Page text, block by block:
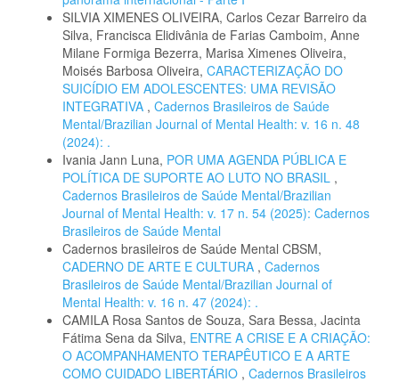
SILVIA XIMENES OLIVEIRA, Carlos Cezar Barreiro da
Silva, Francisca Elidivânia de Farias Camboim, Anne
Milane Formiga Bezerra, Marisa Ximenes Oliveira,
Moisés Barbosa Oliveira, CARACTERIZAÇÃO DO
SUICÍDIO EM ADOLESCENTES: UMA REVISÃO
INTEGRATIVA , Cadernos Brasileiros de Saúde
Mental/Brazilian Journal of Mental Health: v. 16 n. 48
(2024): .
Ivania Jann Luna, POR UMA AGENDA PÚBLICA E
POLÍTICA DE SUPORTE AO LUTO NO BRASIL ,
Cadernos Brasileiros de Saúde Mental/Brazilian
Journal of Mental Health: v. 17 n. 54 (2025): Cadernos
Brasileiros de Saúde Mental
Cadernos brasileiros de Saúde Mental CBSM,
CADERNO DE ARTE E CULTURA , Cadernos
Brasileiros de Saúde Mental/Brazilian Journal of
Mental Health: v. 16 n. 47 (2024): .
CAMILA Rosa Santos de Souza, Sara Bessa, Jacinta
Fátima Sena da Silva, ENTRE A CRISE E A CRIAÇÃO:
O ACOMPANHAMENTO TERAPÊUTICO E A ARTE
COMO CUIDADO LIBERTÁRIO , Cadernos Brasileiros